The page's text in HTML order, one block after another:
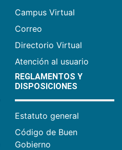
Campus Virtual
Correo
Directorio Virtual
Atención al usuario
REGLAMENTOS Y
DISPOSICIONES
Estatuto general
Código de Buen
Gobierno